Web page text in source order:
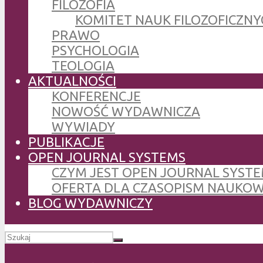
FILOZOFIA
KOMITET NAUK
PRAWO
PSYCHOLOGIA
TEOLOGIA
AKTUALNOŚCI
KONFERENCJE
NOWOŚĆ WYDAWNICZA
WYWIADY
PUBLIKACJE
OPEN JOURNAL SYSTEMS
CZYM JEST OPEN JOURNAL
OFERTA DLA CZASOPISM
BLOG WYDAWNICZY